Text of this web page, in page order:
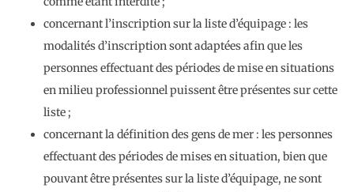
concernant l’inscription sur la liste d’équipage : les
modalités d’inscription sont adaptées afin que les
personnes effectuant des périodes de mise en situations
en milieu professionnel puissent être présentes sur cette
liste ;
concernant la définition des gens de mer : les personnes
effectuant des périodes de mises en situation, bien que
pouvant être présentes sur la liste d’équipage, ne sont